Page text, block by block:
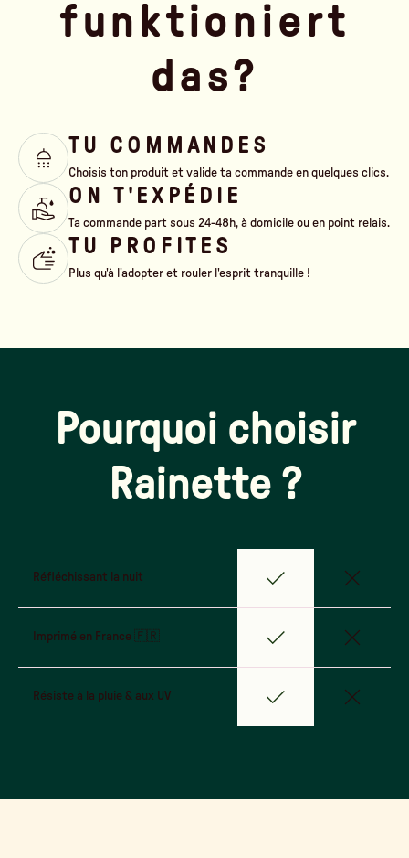
funktioniert
das?
TU COMMANDES
Choisis ton produit et valide ta commande en quelques clics.
ON T'EXPÉDIE
Ta commande part sous 24-48h, à domicile ou en point relais.
TU PROFITES
Plus qu'à l'adopter et rouler l'esprit tranquille !
Pourquoi choisir
Rainette ?
Réfléchissant la nuit
Imprimé en France 🇫🇷
Résiste à la pluie & aux UV